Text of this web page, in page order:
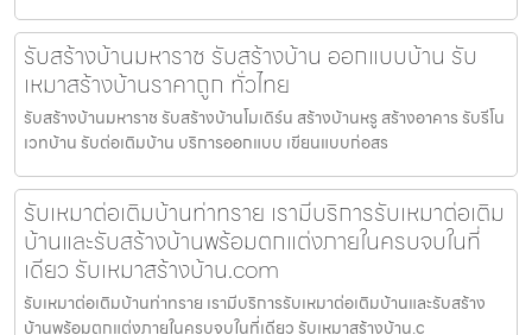
รับสร้างบ้านมหาราช รับสร้างบ้าน ออกแบบบ้าน รับ
เหมาสร้างบ้านราคาถูก ทั่วไทย
รับสร้างบ้านมหาราช รับสร้างบ้านโมเดิร์น สร้างบ้านหรู สร้างอาคาร รับรีโน
เวทบ้าน รับต่อเติมบ้าน บริการออกแบบ เขียนแบบก่อสร
รับเหมาต่อเติมบ้านท่าทราย เรามีบริการรับเหมาต่อเติม
บ้านและรับสร้างบ้านพร้อมตกแต่งภายในครบจบในที่
เดียว รับเหมาสร้างบ้าน.com
รับเหมาต่อเติมบ้านท่าทราย เรามีบริการรับเหมาต่อเติมบ้านและรับสร้าง
บ้านพร้อมตกแต่งภายในครบจบในที่เดียว รับเหมาสร้างบ้าน.c